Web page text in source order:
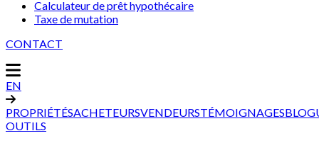
Calculateur de prêt hypothécaire
Taxe de mutation
CONTACT
EN
PROPRIÉTÉSACHETEURSVENDEURSTÉMOIGNAGES
OUTILS